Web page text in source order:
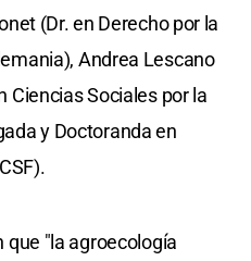
(Dr. en Derecho por la
Andrea Lescano
Ciencias Sociales por la
y Doctoranda en
que "la agroecología